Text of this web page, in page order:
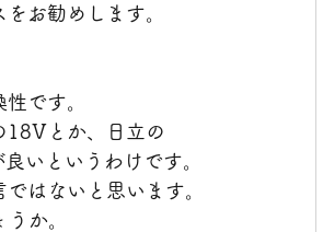
お勧めします。
です。
18Vとか、日立の
いというわけです。
はないと思います。
か。